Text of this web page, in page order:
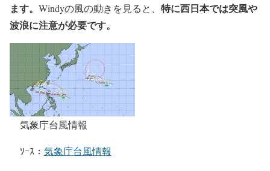
ます。 Windyの風の動きを見ると、 特に西日本では突風や
波浪に注意が必要です。
気象庁台風情報
ｿｰｽ： 気象庁台風情報